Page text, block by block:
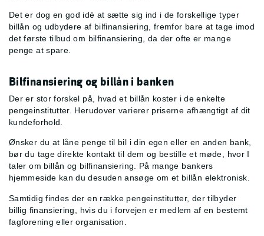
Det er dog en god idé at sætte sig ind i de forskellige typer
billån og udbydere af bilfinansiering, fremfor bare at tage imod
det første tilbud om bilfinansiering, da der ofte er mange
penge at spare.
Bilfinansiering og billån i banken
Der er stor forskel på, hvad et billån koster i de enkelte
pengeinstitutter. Herudover varierer priserne afhængtigt af dit
kundeforhold.
Ønsker du at låne penge til bil i din egen eller en anden bank,
bør du tage direkte kontakt til dem og bestille et møde, hvor I
taler om billån og bilfinansiering. På mange bankers
hjemmeside kan du desuden ansøge om et billån elektronisk.
Samtidig findes der en række pengeinstitutter, der tilbyder
billig finansiering, hvis du i forvejen er medlem af en bestemt
fagforening eller organisation.